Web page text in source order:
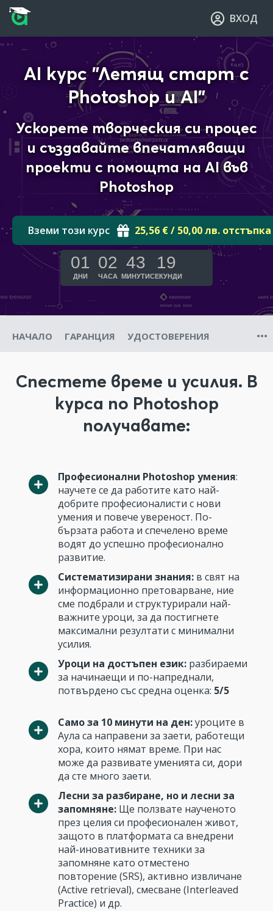
Прескочи към основното съдържание
Прескочи към навигацията
ВХОД
AI курс "Летящ старт с
Photoshop и AI"
Ускорете творческия си процес
и създавайте впечатляващи
проекти с помощта на AI във
Photoshop
Вземи този курс 25,56 € / 50,00 лв. отстъпка
01
ДНИ
02
ЧАСА
43
МИНУТИ
18
СЕКУНДИ
НАЧАЛО ГАРАНЦИЯ УДОСТОВЕРЕНИЯ
Спестете време и усилия. В
курса по Photoshop
получавате:
Професионални Photoshop умения:
научете се да работите като най-
добрите професионалисти с нови
умения и повече увереност. По-
бързата работа и спечелено време
водят до успешно професионално
развитие.
Систематизирани знания: в свят на
информационно претоварване, ние
сме подбрали и структурирали най-
важните уроци, за да постигнете
максимални резултати с минимални
усилия.
Уроци на достъпен език: разбираеми
за начинаещи и по-напреднали,
потвърдено със средна оценка: 5/5
Само за 10 минути на ден:уроците в
Аула са направени за заети, работещи
хора, които нямат време. При нас
може да развивате уменията си, дори
да сте много заети.
Лесни за разбиране, но и лесни за
запомняне: Ще ползвате наученото
през целия си професионален живот,
защото в платформата са внедрени
най-иновативните техники за
запомняне като отместено
повторение (SRS), активно извличане
(Active retrieval), смесване (Interleaved
Practice) и др.